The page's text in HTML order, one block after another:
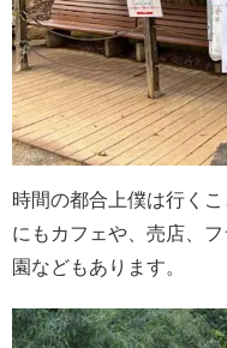
時間の都合上僕は行く
にもカフェや、売店、
園などもあります。